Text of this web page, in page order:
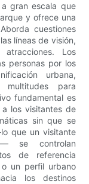
gran escala que
y ofrece una
cuestiones
líneas de visión,
Los
personas por los
urbana,
para
fundamental es
los visitantes de
sin que se
que un visitante
se controlan
de referencia
o un perfil urbano
los destinos